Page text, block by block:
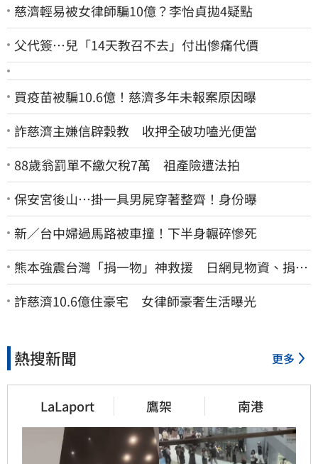
慈濟輕易被女律師騙10億？李怡貞拋4疑點
父代簽…兒「14天教召不去」付出慘痛代價
買疫苗被騙10.6億！慈濟多年未報案原因曝
詐慈濟主嫌信辟穀教 收押全破功嗑光便當
88歲翁罰單不繳欠稅7萬 祖產險遭法拍
保安宮後山…掛一具男屍穿著整齊！身份曝
新／台中婦過馬路被車撞！下半身輾碎慘死
熊本強震台灣「捐一物」神救援 日網見物資、捐款
喊：給台灣統治算了
詐慈濟10.6億住豪宅 女律師豪奢生活曝光
熱搜新聞 更多
LaLaport 鷹架 南港